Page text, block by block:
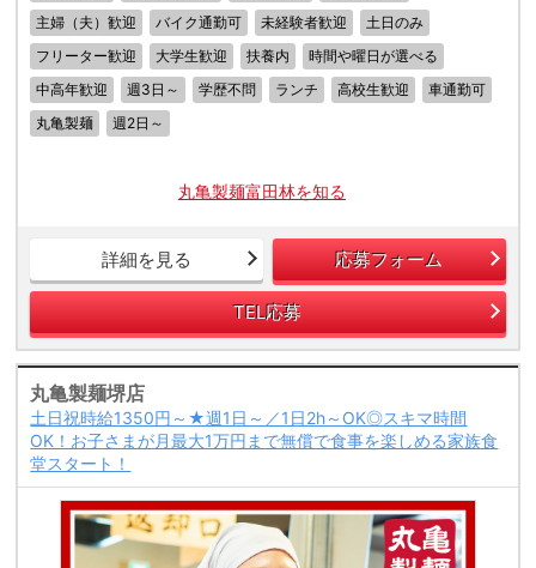
主婦（夫）歓迎
バイク通勤可 未経験者歓迎
土日のみ
フリーター歓迎
大学生歓迎 扶養内
時間や曜日が選べる
中高年歓迎
週3日～ 学歴不問 ランチ 高校生歓迎
車通勤可
丸亀製麺
週2日～
丸亀製麺富田林を知る
詳細を見る 応募フォーム
TEL応募
丸亀製麺堺店
土日祝時給1350円～★週1日～／1日2h～OK◎スキマ時間
OK！お子さまが月最大1万円まで無償で食事を楽しめる家族食
堂スタート！